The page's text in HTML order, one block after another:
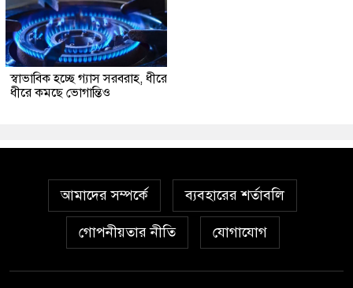
স্বাভাবিক হচ্ছে গ্যাস সরবরাহ, ধীরে
ধীরে কমছে ভোগান্তিও
আমাদের সম্পর্কে ব্যবহারের শর্তাবলি
গোপনীয়তার নীতি যোগাযোগ